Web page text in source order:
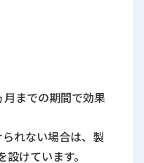
までの期間で効果
れない場合は、製
けています。